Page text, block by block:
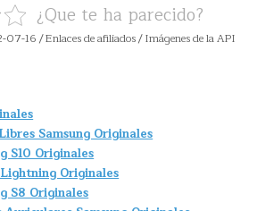
¿Que te ha parecido?
16 / Enlaces de afiliados / Imágenes de la API
Samsung Originales
S10 Originales
Originales
S8 Originales